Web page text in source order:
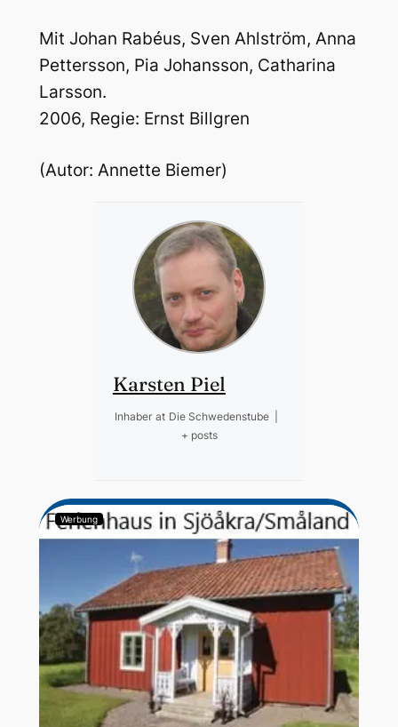
Mit Johan Rabéus, Sven Ahlström, Anna
Pettersson, Pia Johansson, Catharina
Larsson.
2006, Regie: Ernst Billgren
(Autor: Annette Biemer)
Karsten Piel
Inhaber at Die Schwedenstube
+ posts
Werbung